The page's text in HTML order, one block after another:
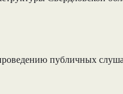
публичных